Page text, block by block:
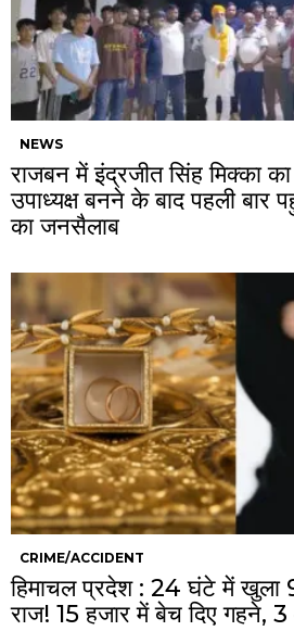
NEWS
राजबन में इंद्रजीत सिंह मिक्का का
उपाध्यक्ष बनने के बाद पहली बार
का जनसैलाब
CRIME/ACCIDENT
हिमाचल प्रदेश : 24 घंटे में खुला
राज! 15 हजार में बेच दिए गहने, 3